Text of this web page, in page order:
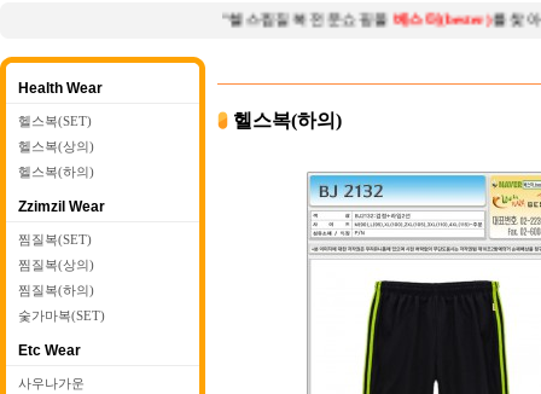
"헬스찜질복 전문쇼핑몰베스터(bester)를 찾아주셔서 감
Health Wear
헬스복(SET)
헬스복(상의)
헬스복(하의)
Zzimzil Wear
찜질복(SET)
찜질복(상의)
찜질복(하의)
숯가마복(SET)
Etc Wear
사우나가운
헬스복(하의)